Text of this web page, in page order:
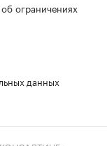
ограничениях
данных